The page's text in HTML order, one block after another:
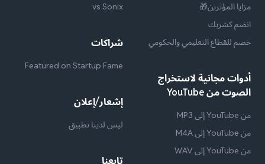
مزايا المؤثرين🎁
انضم كشريك
خصم للقطاع التعليمي والحكومي
أدوات مجانية لاستخراج
الصوت من YouTube
من YouTube إلى MP3
من YouTube إلى M4A
من YouTube إلى WAV
vs Sonix
شراكات
Featured on Startup Fame
إشعار/إعلان
ليس لدينا تطبيق
تابعنا